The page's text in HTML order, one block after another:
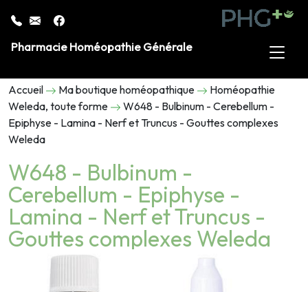
Pharmacie Homéopathie Générale
Accueil Ma boutique homéopathique
Homéopathie
Weleda, toute forme
W648 - Bulbinum - Cerebellum -
Epiphyse - Lamina - Nerf et Truncus - Gouttes complexes
Weleda
W648 - Bulbinum -
Cerebellum - Epiphyse -
Lamina - Nerf et Truncus -
Gouttes complexes Weleda